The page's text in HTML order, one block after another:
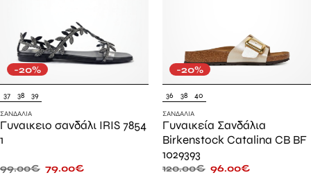
-20%
37 38 39
ΣΑΝΔΆΛΙΑ
Γυναικειο σανδάλι IRIS 7854
1
99.00€ 79.00€
-20%
36 38 40
ΣΑΝΔΆΛΙΑ
Γυναικεία Σανδάλια
Birkenstock Catalina CB BF
1029393
120.00€ 96.00€